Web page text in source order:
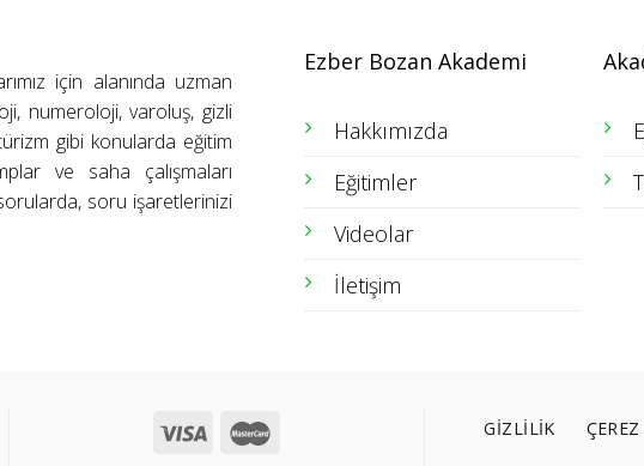
için alanında uzman
numeroloji, varoluş, gizli
gibi konularda eğitim
ve saha çalışmaları
soru işaretlerinizi
Ezber Bozan Akademi
Hakkımızda
Eğitimler
Videolar
İletişim
GİZLİLİK